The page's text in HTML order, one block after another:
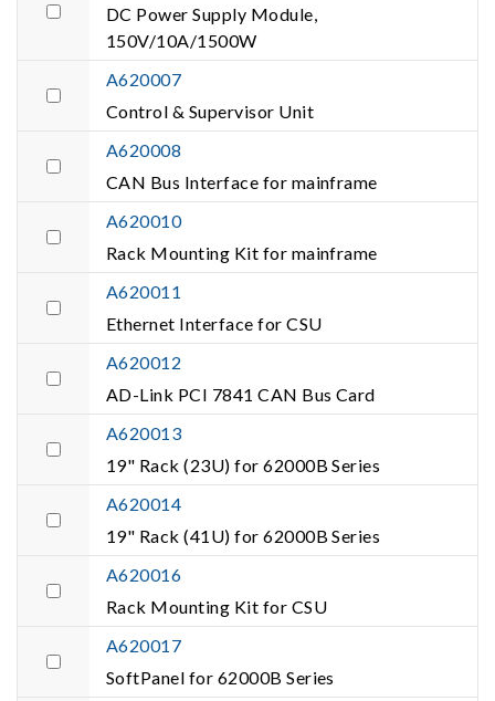
DC Power Supply Module,
150V/10A/1500W
A620007
Control & Supervisor Unit
A620008
CAN Bus Interface for mainframe
A620010
Rack Mounting Kit for mainframe
A620011
Ethernet Interface for CSU
A620012
AD-Link PCI 7841 CAN Bus Card
A620013
19" Rack (23U) for 62000B Series
A620014
19" Rack (41U) for 62000B Series
A620016
Rack Mounting Kit for CSU
A620017
SoftPanel for 62000B Series